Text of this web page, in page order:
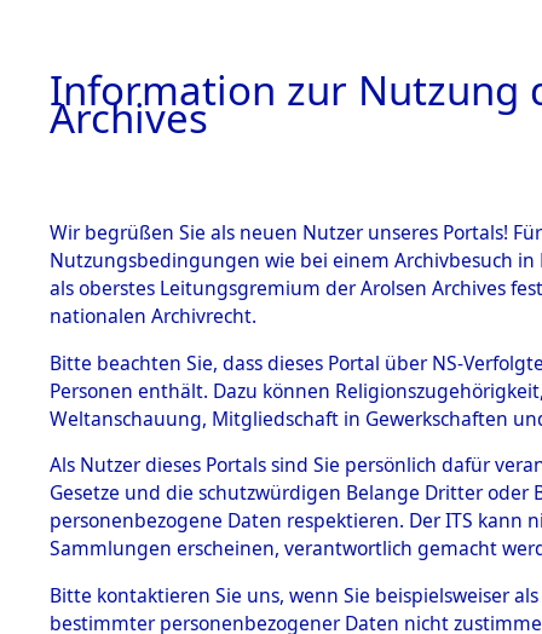
BESTÄNDE
1.
Inhaftierungsdoku
mente
1.2.9 Beim ITS
Effekten
1.2.9.1
Effekten aus
dem KZ
Dachau
Dokument
e
0082
Information zur Nutzung
Archives
Wir begrüßen Sie als neuen Nutzer unseres Portals!
Nutzungsbedingungen wie bei einem Archivbesuch
als oberstes Leitungsgremium der Arolsen Archives
nationalen Archivrecht.
Bitte beachten Sie, dass dieses Portal über NS-
Personen enthält. Dazu können
Weltanschauung, Mitgliedschaft in Gewerkschaften
Als Nutzer dieses Portals sind Sie persönlich dafür
Gesetze und die schutzwürdigen Belange Dritter
personenbezogene Daten respektieren. Der ITS
Sammlungen erscheinen, verantwortlich gemacht
Bitte kontaktieren Sie uns, wenn Sie beispielsweiser
bestimmter personenbezogener Daten nicht